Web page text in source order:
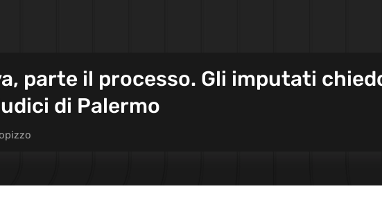
parte il processo. Gli imputati
di Palermo